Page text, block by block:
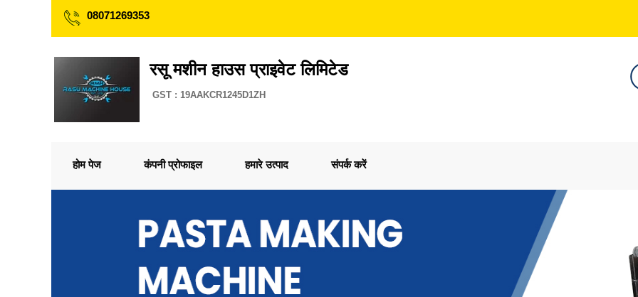
08071269353
रसू मशीन हाउस प्राइवेट लिमिटेड
GST : 19AAKCR1245D1ZH
होम पेज कंपनी प्रोफाइल हमारे उत्पाद संपर्क करें